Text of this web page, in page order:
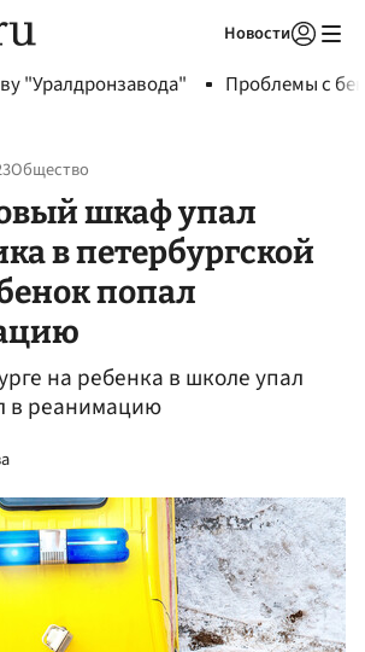
Новости
"Уралдронзавода" Проблемы с
Общество
шкаф упал
в петербургской
попал
на ребенка в школе упал
в реанимацию